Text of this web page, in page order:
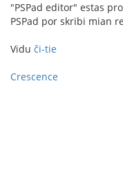
"PSPad editor" estas
PSPad por skribi mian
Vidu ĉi-tie
Crescence